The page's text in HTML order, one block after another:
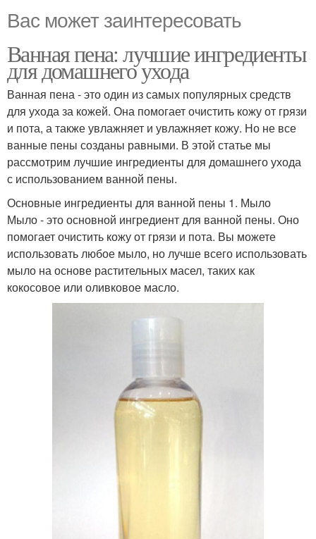
Вас может заинтересовать
Ванная пена: лучшие ингредиенты
для домашнего ухода
Ванная пена - это один из самых популярных средств
для ухода за кожей. Она помогает очистить кожу от грязи
и пота, а также увлажняет и увлажняет кожу. Но не все
ванные пены созданы равными. В этой статье мы
рассмотрим лучшие ингредиенты для домашнего ухода
с использованием ванной пены.
Основные ингредиенты для ванной пены 1. Мыло
Мыло - это основной ингредиент для ванной пены. Оно
помогает очистить кожу от грязи и пота. Вы можете
использовать любое мыло, но лучше всего использовать
мыло на основе растительных масел, таких как
кокосовое или оливковое масло.